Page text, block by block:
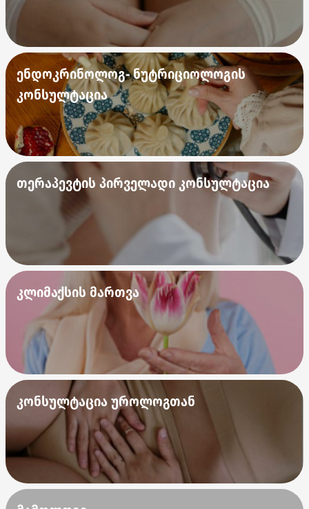
ენდოკრინოლოგ- ნუტრიციოლოგის
კონსულტაცია
თერაპევტის პირველადი კონსულტაცია
კლიმაქსის მართვა
კონსულტაცია უროლოგთან